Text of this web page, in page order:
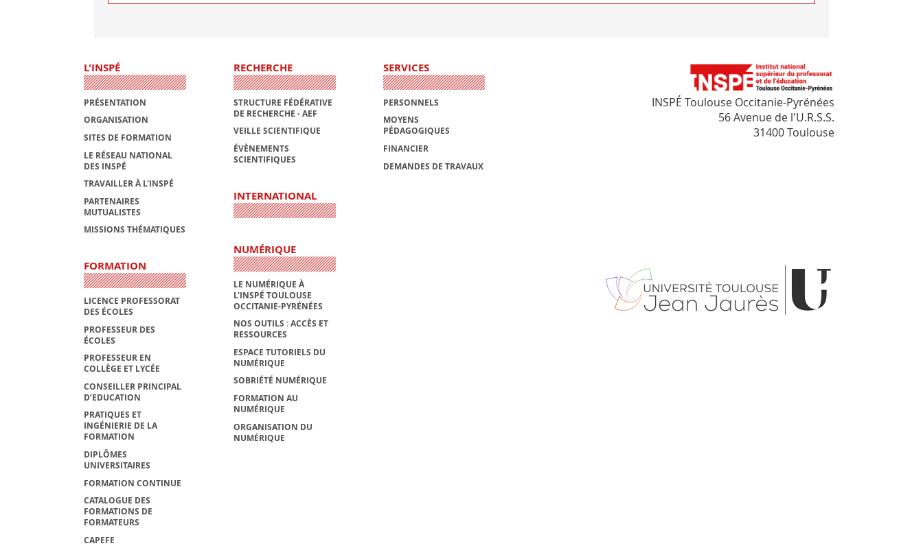
L'INSPÉ
PRÉSENTATION
ORGANISATION
SITES DE FORMATION
LE RÉSEAU NATIONAL
DES INSPÉ
TRAVAILLER À L'INSPÉ
PARTENAIRES
MUTUALISTES
MISSIONS THÉMATIQUES
FORMATION
LICENCE PROFESSORAT
DES ÉCOLES
PROFESSEUR DES
ÉCOLES
PROFESSEUR EN
COLLÈGE ET LYCÉE
CONSEILLER PRINCIPAL
D’EDUCATION
PRATIQUES ET
INGÉNIERIE DE LA
FORMATION
DIPLÔMES
UNIVERSITAIRES
FORMATION CONTINUE
CATALOGUE DES
FORMATIONS DE
FORMATEURS
CAPEFE
RECHERCHE
STRUCTURE FÉDÉRATIVE
DE RECHERCHE - AEF
VEILLE SCIENTIFIQUE
ÉVÈNEMENTS
SCIENTIFIQUES
INTERNATIONAL
NUMÉRIQUE
LE NUMÉRIQUE À
L'INSPÉ TOULOUSE
OCCITANIE-PYRÉNÉES
NOS OUTILS : ACCÈS ET
RESSOURCES
ESPACE TUTORIELS DU
NUMÉRIQUE
SOBRIÉTÉ NUMÉRIQUE
FORMATION AU
NUMÉRIQUE
ORGANISATION DU
NUMÉRIQUE
SERVICES
PERSONNELS
MOYENS
PÉDAGOGIQUES
FINANCIER
DEMANDES DE TRAVAUX
INSPÉ Toulouse Occitanie-Pyrénées
56 Avenue de l'U.R.S.S.
31400 Toulouse